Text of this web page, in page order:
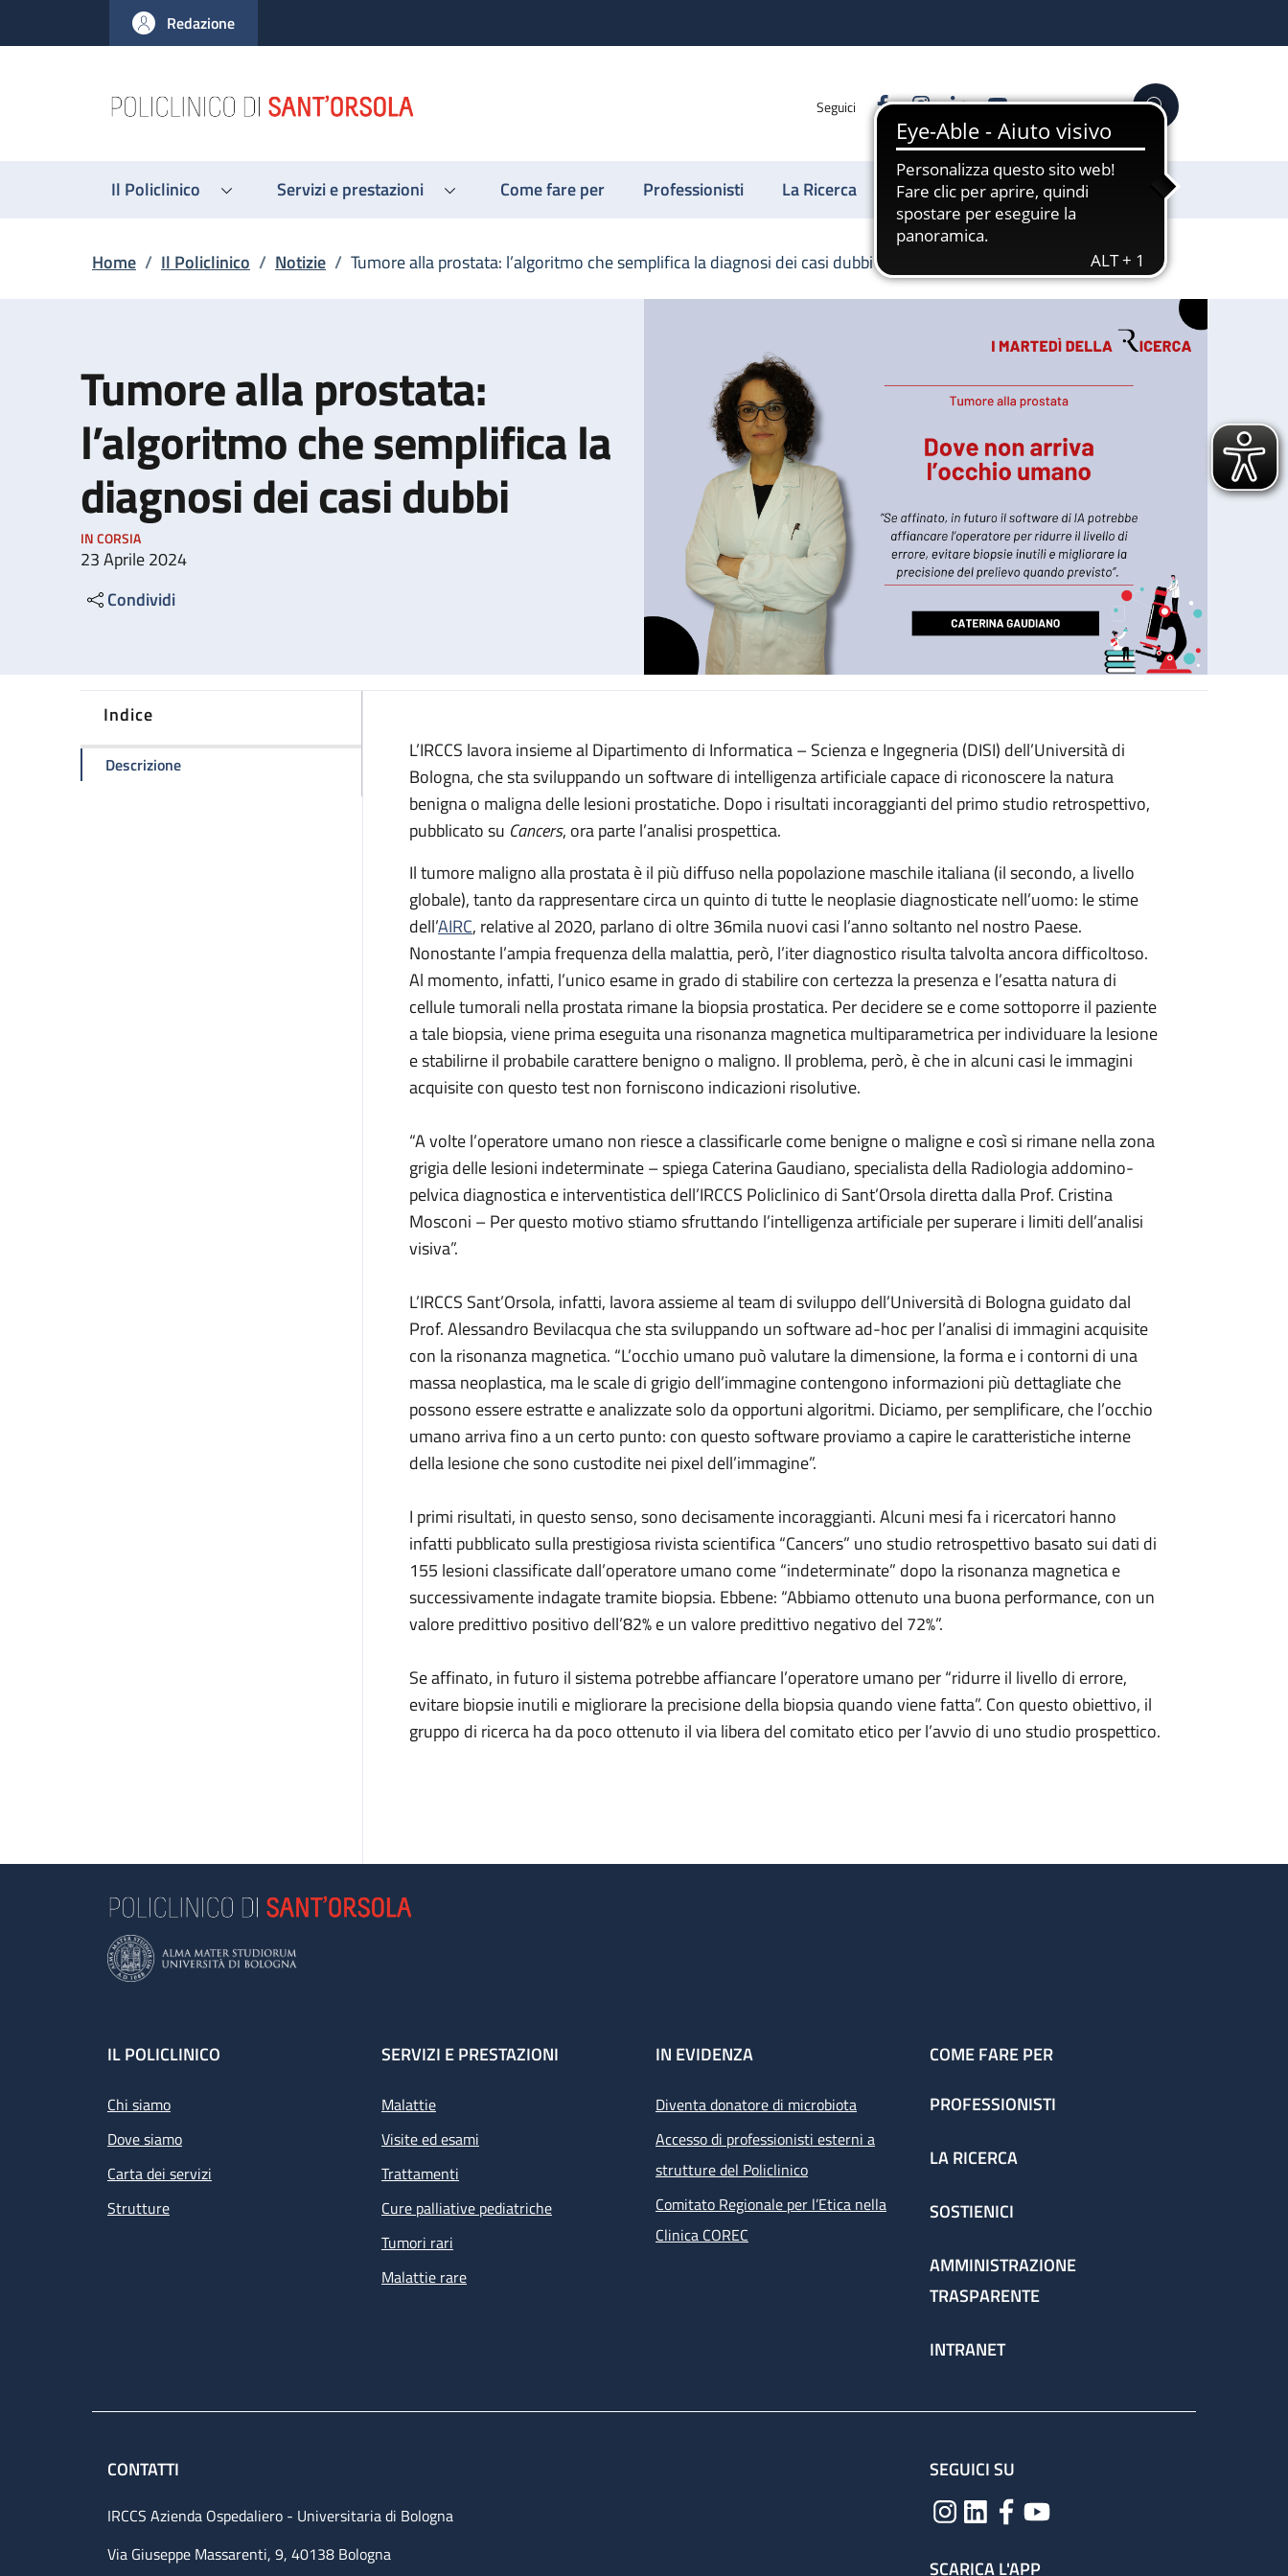
al contenuto principale
to footer content
Redazione
Seguici FacebookInstagram
LinkedinYouTube Cerca
Il Policlinico Servizi e prestazioni Come fare per Professionisti La Ricerca Sostienici
Briciole di pane
Home / Il Policlinico / Notizie / Tumore alla prostata: l’algoritmo che semplifica la diagnosi dei casi dubbi
Tumore alla prostata:
l’algoritmo che semplifica la
diagnosi dei casi dubbi
IN CORSIA
23 Aprile 2024
Condividi
Indice
Descrizionedella pagina Tumore alla prostata: l’algoritmo che semplifica la diagnosi dei casi dubbi
L’IRCCS lavora insieme al Dipartimento di Informatica – Scienza e Ingegneria (DISI) dell’Università di
Bologna, che sta sviluppando un software di intelligenza artificiale capace di riconoscere la natura
benigna o maligna delle lesioni prostatiche. Dopo i risultati incoraggianti del primo studio retrospettivo,
pubblicato su Cancers, ora parte l’analisi prospettica.
Il tumore maligno alla prostata è il più diffuso nella popolazione maschile italiana (il secondo, a livello
globale), tanto da rappresentare circa un quinto di tutte le neoplasie diagnosticate nell’uomo: le stime
dell’AIRC, relative al 2020, parlano di oltre 36mila nuovi casi l’anno soltanto nel nostro Paese.
Nonostante l’ampia frequenza della malattia, però, l’iter diagnostico risulta talvolta ancora difficoltoso.
Al momento, infatti, l’unico esame in grado di stabilire con certezza la presenza e l’esatta natura di
cellule tumorali nella prostata rimane la biopsia prostatica. Per decidere se e come sottoporre il paziente
a tale biopsia, viene prima eseguita una risonanza magnetica multiparametrica per individuare la lesione
e stabilirne il probabile carattere benigno o maligno. Il problema, però, è che in alcuni casi le immagini
acquisite con questo test non forniscono indicazioni risolutive.
“A volte l’operatore umano non riesce a classificarle come benigne o maligne e così si rimane nella zona
grigia delle lesioni indeterminate – spiega Caterina Gaudiano, specialista della Radiologia addomino-
pelvica diagnostica e interventistica dell’IRCCS Policlinico di Sant’Orsola diretta dalla Prof. Cristina
Mosconi – Per questo motivo stiamo sfruttando l’intelligenza artificiale per superare i limiti dell’analisi
visiva”.
L’IRCCS Sant’Orsola, infatti, lavora assieme al team di sviluppo dell’Università di Bologna guidato dal
Prof. Alessandro Bevilacqua che sta sviluppando un software ad-hoc per l’analisi di immagini acquisite
con la risonanza magnetica. “L’occhio umano può valutare la dimensione, la forma e i contorni di una
massa neoplastica, ma le scale di grigio dell’immagine contengono informazioni più dettagliate che
possono essere estratte e analizzate solo da opportuni algoritmi. Diciamo, per semplificare, che l’occhio
umano arriva fino a un certo punto: con questo software proviamo a capire le caratteristiche interne
della lesione che sono custodite nei pixel dell’immagine”.
I primi risultati, in questo senso, sono decisamente incoraggianti. Alcuni mesi fa i ricercatori hanno
infatti pubblicato sulla prestigiosa rivista scientifica “Cancers” uno studio retrospettivo basato sui dati di
155 lesioni classificate dall’operatore umano come “indeterminate” dopo la risonanza magnetica e
successivamente indagate tramite biopsia. Ebbene: “Abbiamo ottenuto una buona performance, con un
valore predittivo positivo dell’82% e un valore predittivo negativo del 72%”.
Se affinato, in futuro il sistema potrebbe affiancare l’operatore umano per “ridurre il livello di errore,
evitare biopsie inutili e migliorare la precisione della biopsia quando viene fatta”. Con questo obiettivo, il
gruppo di ricerca ha da poco ottenuto il via libera del comitato etico per l’avvio di uno studio prospettico.
Footer
IL POLICLINICO
Chi siamo
Dove siamo
Carta dei servizi
Strutture
SERVIZI E PRESTAZIONI
Malattie
Visite ed esami
Trattamenti
Cure palliative pediatriche
Tumori rari
Malattie rare
IN EVIDENZA
Diventa donatore di microbiota
Accesso di professionisti esterni a
strutture del Policlinico
Comitato Regionale per l’Etica nella
Clinica COREC
COME FARE PER
PROFESSIONISTI
LA RICERCA
SOSTIENICI
AMMINISTRAZIONE
TRASPARENTE
INTRANET
CONTATTI
IRCCS Azienda Ospedaliero - Universitaria di Bologna
Via Giuseppe Massarenti, 9, 40138 Bologna
SEGUICI SU
SCARICA L'APP